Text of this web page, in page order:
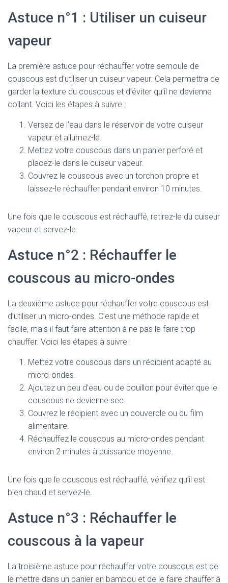
Astuce n°1 : Utiliser un cuiseur
vapeur
La première astuce pour réchauffer votre semoule de
couscous est d’utiliser un cuiseur vapeur. Cela permettra de
garder la texture du couscous et d’éviter qu’il ne devienne
collant. Voici les étapes à suivre :
Versez de l’eau dans le réservoir de votre cuiseur
vapeur et allumez-le.
Mettez votre couscous dans un panier perforé et
placez-le dans le cuiseur vapeur.
Couvrez le couscous avec un torchon propre et
laissez-le réchauffer pendant environ 10 minutes.
Une fois que le couscous est réchauffé, retirez-le du cuiseur
vapeur et servez-le.
Astuce n°2 : Réchauffer le
couscous au micro-ondes
La deuxième astuce pour réchauffer votre couscous est
d’utiliser un micro-ondes. C’est une méthode rapide et
facile, mais il faut faire attention à ne pas le faire trop
chauffer. Voici les étapes à suivre :
Mettez votre couscous dans un récipient adapté au
micro-ondes.
Ajoutez un peu d’eau ou de bouillon pour éviter que le
couscous ne devienne sec.
Couvrez le récipient avec un couvercle ou du film
alimentaire.
Réchauffez le couscous au micro-ondes pendant
environ 2 minutes à puissance moyenne.
Une fois que le couscous est réchauffé, vérifiez qu’il est
bien chaud et servez-le.
Astuce n°3 : Réchauffer le
couscous à la vapeur
La troisième astuce pour réchauffer votre couscous est de
le mettre dans un panier en bambou et de le faire chauffer à